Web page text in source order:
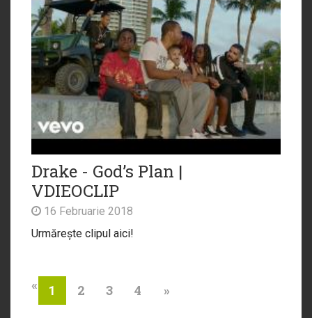
Drake - God’s Plan |
VDIEOCLIP
16 Februarie 2018
Urmărește clipul aici!
« 1 2 3 4 »